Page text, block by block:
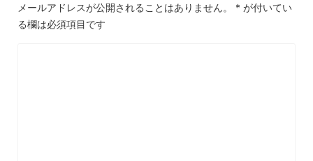
メールアドレスが公開されることはありません。 * が付いてい
る欄は必須項目です